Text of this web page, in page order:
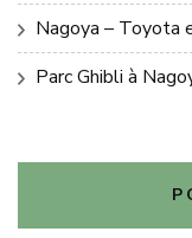
Nagoya – Toyota
Parc Ghibli à